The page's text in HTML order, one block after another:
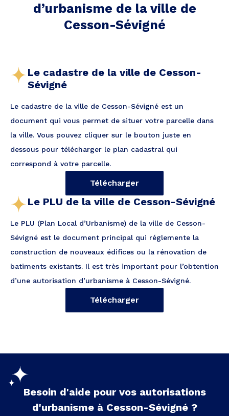
d’urbanisme de la ville de
Cesson-Sévigné
Le cadastre de la ville de Cesson-
Sévigné
Le cadastre de la ville de Cesson-Sévigné est un
document qui vous permet de situer votre parcelle dans
la ville. Vous pouvez cliquer sur le bouton juste en
dessous pour télécharger le plan cadastral qui
correspond à votre parcelle.
Télécharger
Le PLU de la ville de Cesson-Sévigné
Le PLU (Plan Local d’Urbanisme) de la ville de Cesson-
Sévigné est le document principal qui réglemente la
construction de nouveaux édifices ou la rénovation de
batiments existants. Il est très important pour l’obtention
d’une autorisation d’urbanisme à Cesson-Sévigné.
Télécharger
Besoin d'aide pour vos autorisations
d'urbanisme à Cesson-Sévigné?